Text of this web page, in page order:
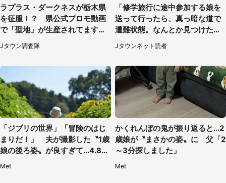
ラプラス・ダークネスが栃木県
を征服！？ 県公式プロモ動画
で「聖地」が生産されてます【7
／31～1／31】
Jタウン調査隊
「修学旅行に途中参加する娘を
送って行ったら、真っ暗な道で
遭難状態。なんとか見つけた民
家に助けを求めると、住人の男
性が...」
Jタウンネット読者
「ジブリの世界」「冒険のはじ
まりだ！」 夫が撮影した〝1歳
娘の後ろ姿〟が良すぎて...4.8万
Met
かくれんぼの鬼が振り返ると...2
歳娘が〝まさかの姿〟に 父「2
～3分探しました」
Met